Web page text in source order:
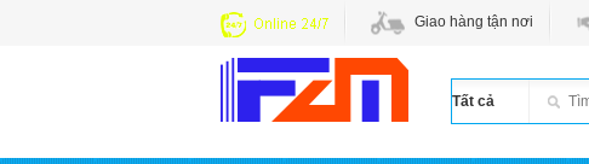
Giao hàng tận nơi